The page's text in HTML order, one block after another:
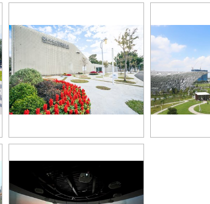
04-中央公園「遊客中心」開放時間